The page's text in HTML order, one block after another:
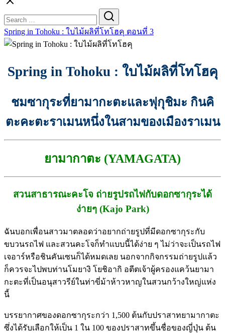
for:
Spring in Tohoku : ใบไม้ผลิที่โทโฮคุ ตอนที่ 3
Spring in Tohoku : ใบไม้ผลิที่โทโฮคุ
ชมซากุระที่ยามากะตะและฟุกุชิมะ กินคิ
ตะคะตะราเมนหนึ่งในสามของเมืองราเมน
ยามากาตะ (YAMAGATA)
สวนสาธารณะคะโจ ถ่ายรูปรถไฟกับดอกซากุระได้
ง่ายๆ (Kajo Park)
ฉันบอกเพื่อนสาวมาตลอดว่าอยากถ่ายรูปที่มีดอกซากุระกับ
ขบวนรถไฟ และสวนคะโจก็ทำแบบนี้ได้ง่าย ๆ ไม่ว่าจะเป็นรถไฟ
เจอาร์หรือชินคันเซนก็ได้หมดเลย นอกจากกิจกรรมถ่ายรูปแล้ว
ก็ควรจะไปพบท่านโมยางิ โยชิอากิ อตีตเจ้าผู้ครองแคว้นยามา
กะตะที่เป็นอนุสาวรีย์ในท่าขี่ม้าห้าวหาญในสวนกว้างใหญ่แห่ง
นี้
บรรยากาศของดอกซากุระกว่า 1,500 ต้นกับปราสาทยามากาตะ
ซึ่งได้รับเลือกให้เป็น 1 ใน 100 ของปราสาทขึ้นชื่อของญี่ปุ่น ต้น